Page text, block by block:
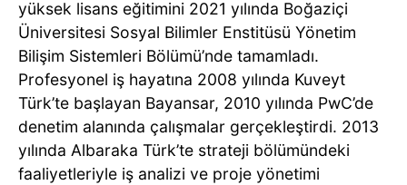
yüksek lisans eğitimini 2021 yılında Boğaziçi
Üniversitesi Sosyal Bilimler Enstitüsü Yönetim
Bilişim Sistemleri Bölümü’nde tamamladı.
Profesyonel iş hayatına 2008 yılında Kuveyt
Türk’te başlayan Bayansar, 2010 yılında PwC’de
denetim alanında çalışmalar gerçekleştirdi. 2013
yılında Albaraka Türk’te strateji bölümündeki
faaliyetleriyle iş analizi ve proje yönetimi